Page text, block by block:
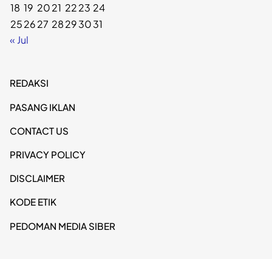
18 19 2021 2223 24
252627 28293031
« Jul
REDAKSI
PASANG IKLAN
CONTACT US
PRIVACY POLICY
DISCLAIMER
KODE ETIK
PEDOMAN MEDIA SIBER